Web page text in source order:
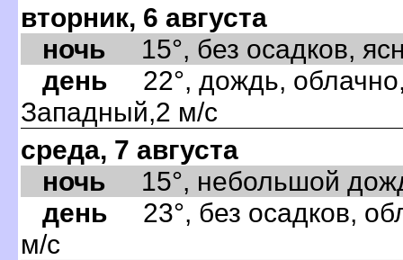
вторник, 6 августа
ночь 15°, без осадков,
день 22°, дождь,
Западный,2 м/с
среда, 7 августа
ночь 15°, небольшой
день 23°, без осадков,
м/с